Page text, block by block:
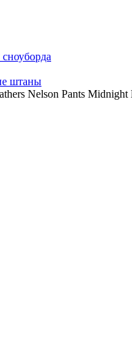
штаны
Nelson Pants Midnight